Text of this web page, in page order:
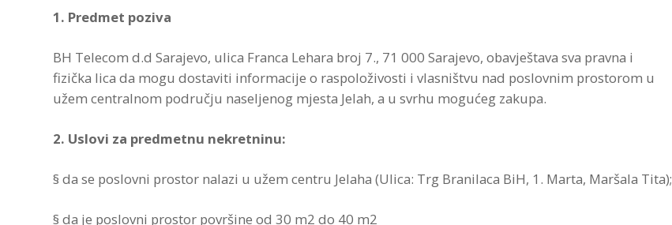
1. Predmet poziva
BH Telecom d.d Sarajevo, ulica Franca Lehara broj 7., 71 000 Sarajevo, obavještava sva pravna i
fizička lica da mogu dostaviti informacije o raspoloživosti i vlasništvu nad poslovnim prostorom u
užem centralnom području naseljenog mjesta Jelah, a u svrhu mogućeg zakupa.
2. Uslovi za predmetnu nekretninu:
§ da se poslovni prostor nalazi u užem centru Jelaha (Ulica: Trg Branilaca BiH, 1. Marta, Maršala Tita);
§ da je poslovni prostor površine od 30 m2 do 40 m2